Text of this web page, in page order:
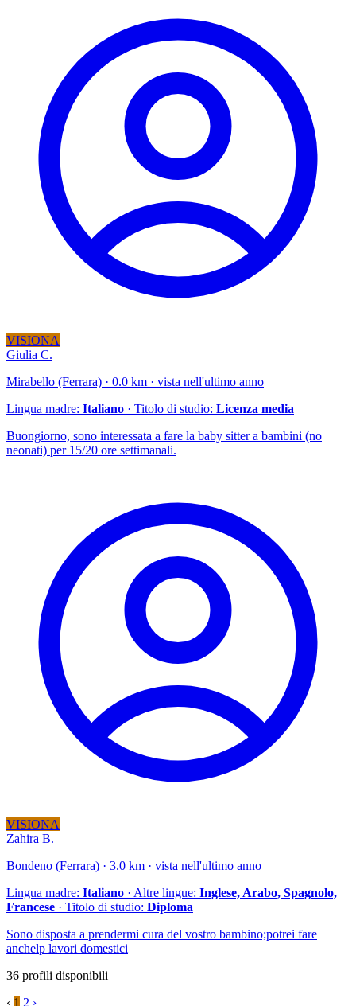
VISIONA
Giulia C.
Mirabello (Ferrara) · 0.0 km · vista nell'ultimo anno
Lingua madre: Italiano · Titolo di studio: Licenza media
Buongiorno, sono interessata a fare la baby sitter a bambini (no
neonati) per 15/20 ore settimanali.
VISIONA
Zahira B.
Bondeno (Ferrara) · 3.0 km · vista nell'ultimo anno
Lingua madre: Italiano · Altre lingue: Inglese, Arabo, Spagnolo,
Francese · Titolo di studio: Diploma
Sono disposta a prendermi cura del vostro bambino;potrei fare
anchelp lavori domestici
36 profili disponibili
‹ 1 2 ›